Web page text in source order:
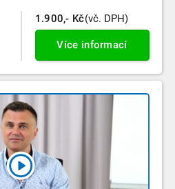
1.900,- Kč(vč. DPH)
Více informací